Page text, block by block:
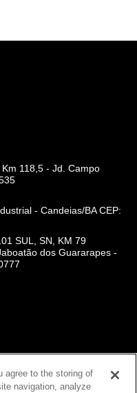
118,5 - Jd. Campo
- Candeias/BA CEP:
SUL, SN, KM 79
dos Guararapes -
agree to the storing of
navigation, analyze